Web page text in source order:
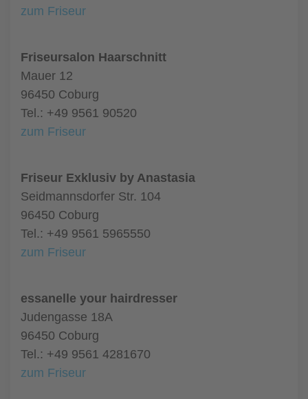
zum Friseur
Friseursalon Haarschnitt
Mauer 12
96450 Coburg
Tel.: +49 9561 90520
zum Friseur
Friseur Exklusiv by Anastasia
Seidmannsdorfer Str. 104
96450 Coburg
Tel.: +49 9561 5965550
zum Friseur
essanelle your hairdresser
Judengasse 18A
96450 Coburg
Tel.: +49 9561 4281670
zum Friseur